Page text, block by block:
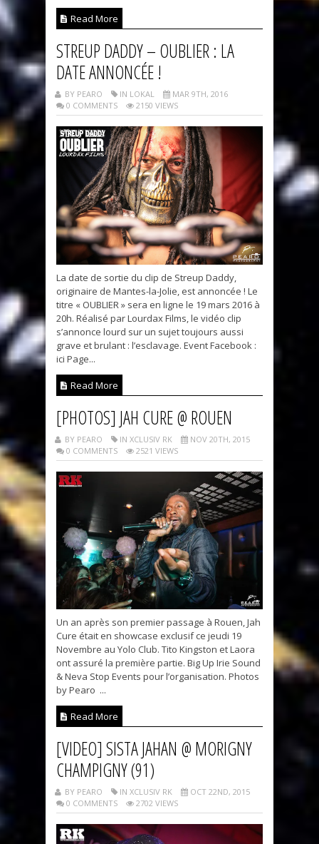
Read More
STREUP DADDY – OUBLIER : LA
DATE ANNONCÉE !
BY PEARO IN LOKAL
MAR 9TH, 2016
0 COMMENTS
2150 VIEWS
La date de sortie du clip de Streup Daddy,
originaire de Mantes-la-Jolie, est annoncée ! Le
titre « OUBLIER » sera en ligne le 19 mars 2016 à
20h. Réalisé par Lourdax Films, le vidéo clip
s’annonce lourd sur un sujet toujours aussi
grave et brulant : l’esclavage. Event Facebook :
ici Page...
Read More
[PHOTOS] JAH CURE @ ROUEN
BY PEARO IN XCLUSIV RK
NOV 20TH, 2015
0 COMMENTS
2521 VIEWS
Un an après son premier passage à Rouen, Jah
Cure était en showcase exclusif ce jeudi 19
Novembre au Yolo Club. Tito Kingston et Laora
ont assuré la première partie. Big Up Irie Sound
& Neva Stop Events pour l’organisation. Photos
by Pearo ...
Read More
[VIDEO] SISTA JAHAN @ MORIGNY
CHAMPIGNY (91)
BY PEARO IN XCLUSIV RK
OCT 22ND, 2015
0 COMMENTS
2702 VIEWS